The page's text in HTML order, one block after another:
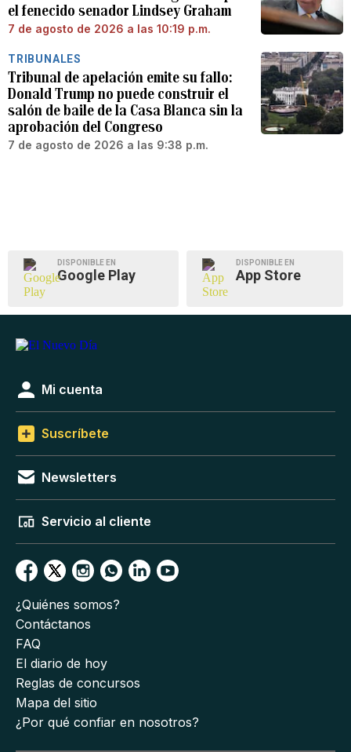
el fenecido senador Lindsey Graham
7 de agosto de 2026 a las 10:19 p.m.
TRIBUNALES
Tribunal de apelación emite su fallo:
Donald Trump no puede construir el
salón de baile de la Casa Blanca sin la
aprobación del Congreso
7 de agosto de 2026 a las 9:38 p.m.
DISPONIBLE EN
Google Play
DISPONIBLE EN
App Store
Mi cuenta
Suscríbete
Newsletters
Servicio al cliente
¿Quiénes somos?
Contáctanos
FAQ
El diario de hoy
Reglas de concursos
Mapa del sitio
¿Por qué confiar en nosotros?